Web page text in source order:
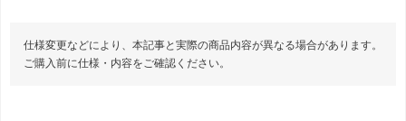
仕様変更などにより、本記事と実際の商品内容が異なる場合があります。
ご購入前に仕様・内容をご確認ください。